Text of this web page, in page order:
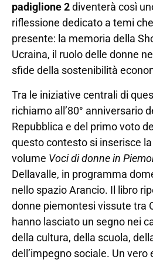
padiglione 2diventerà così
riflessione dedicato a temi
presente: la memoria della
Ucraina, il ruolo delle donne
sfide della sostenibilità
Tra le iniziative centrali di
richiamo all’80° anniversario
Repubblica e del primo voto
questo contesto si inserisce
volume Voci di donne in
Dellavalle, in programma
nello spazio Arancio. Il libro
donne piemontesi vissute tra
hanno lasciato un segno nei
della cultura, della scuola,
dell’impegno sociale. Un